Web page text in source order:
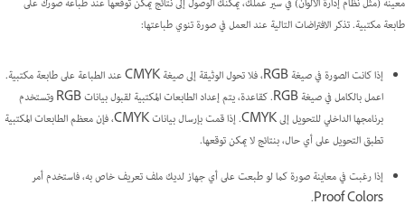
طابعة مكتبية. تذكر الافتراضات التالية عند العمل في صورة تنوي طباعتها:
إذا كانت الصورة في صيغة RGB، فلا تحول الوثيقة إلى صيغة CMYK عند الطباعة على طابعة مكتبية.
اعمل بالكامل في صيغة RGB. كقاعدة، يتم إعداد الطابعات المكتبية لقبول بيانات RGB وتستخدم
برنامجها الداخلي للتحويل إلى CMYK. إذا قمت بإرسال بيانات CMYK، فإن معظم الطابعات المكتبية
تطبق التحويل على أي حال، بنتائج لا يمكن توقعها.
إذا رغبت في معاينة صورة كما لو طبعت على أي جهاز لديك ملف تعريف خاص به، فاستخدم أمر
Proof Colors.